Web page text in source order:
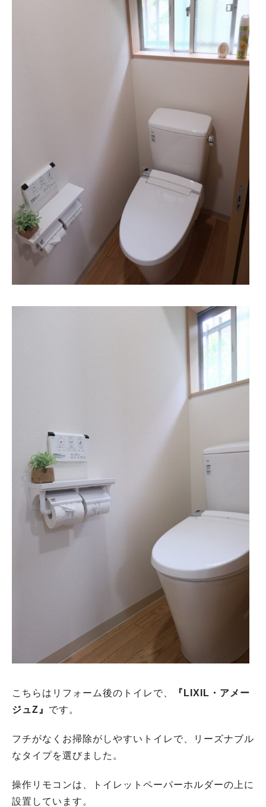
こちらはリフォーム後のトイレで、
『LIXIL・アメー
ジュZ』 です。
フチがなくお掃除がしやすいトイレで、リーズナブル
なタイプを選びました。
操作リモコンは、トイレットペーパーホルダーの上に
設置しています。